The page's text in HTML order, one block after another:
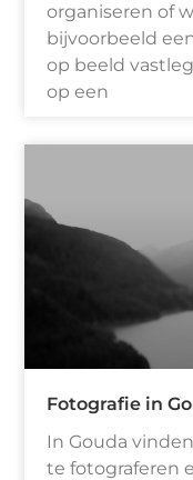
organiseren of
bijvoorbeeld
op beeld
op een
Fotografie in
In Gouda
te fotograferen